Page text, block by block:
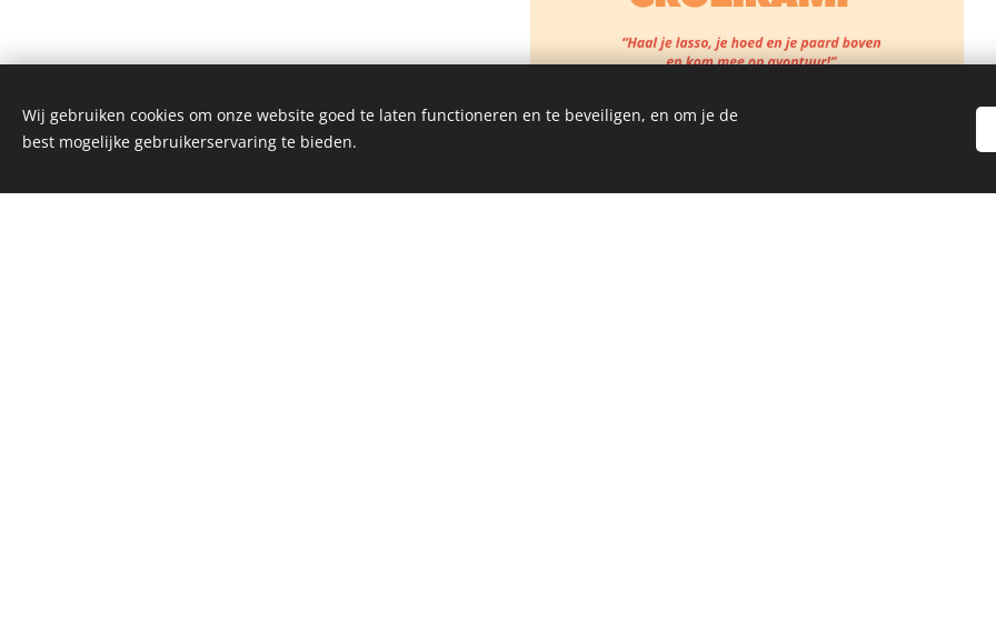
Wij gebruiken cookies om onze website goed te laten functioneren en te beveiligen, en om je de
best mogelijke gebruikerservaring te bieden.